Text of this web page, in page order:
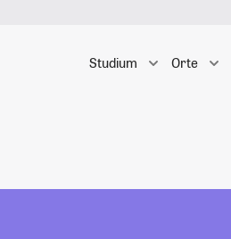
Studium Orte